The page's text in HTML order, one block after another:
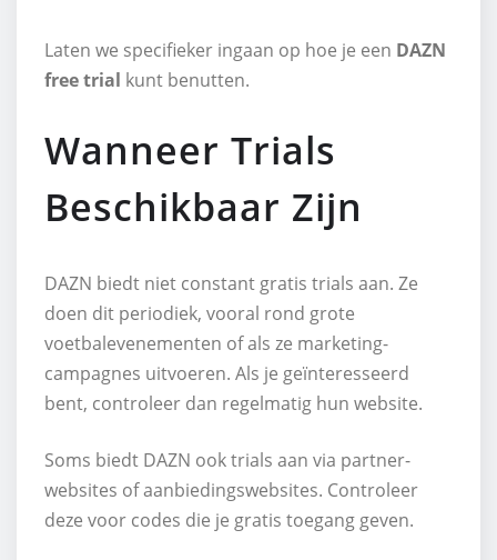
Laten we specifieker ingaan op hoe je een DAZN
free trial kunt benutten.
Wanneer Trials
Beschikbaar Zijn
DAZN biedt niet constant gratis trials aan. Ze
doen dit periodiek, vooral rond grote
voetbalevenementen of als ze marketing-
campagnes uitvoeren. Als je geïnteresseerd
bent, controleer dan regelmatig hun website.
Soms biedt DAZN ook trials aan via partner-
websites of aanbiedingswebsites. Controleer
deze voor codes die je gratis toegang geven.